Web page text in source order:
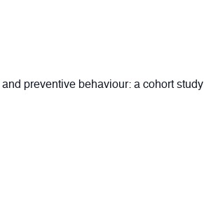
preventive behaviour: a cohort study